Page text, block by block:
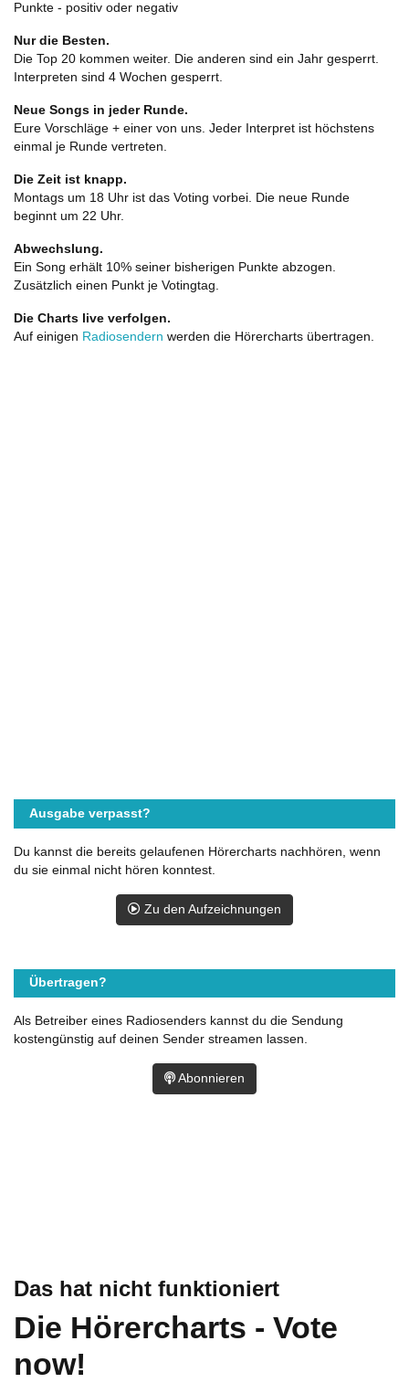
Das hat nicht funktioniert
Die Hörercharts - Vote
now!
Punkte - positiv oder negativ
Nur die Besten.
Die Top 20 kommen weiter. Die anderen sind ein Jahr gesperrt.
Interpreten sind 4 Wochen gesperrt.
Neue Songs in jeder Runde.
Eure Vorschläge + einer von uns. Jeder Interpret ist höchstens
einmal je Runde vertreten.
Die Zeit ist knapp.
Montags um 18 Uhr ist das Voting vorbei. Die neue Runde
beginnt um 22 Uhr.
Abwechslung.
Ein Song erhält 10% seiner bisherigen Punkte abzogen.
Zusätzlich einen Punkt je Votingtag.
Die Charts live verfolgen.
Auf einigen Radiosendern werden die Hörercharts übertragen.
Ausgabe verpasst?
Du kannst die bereits gelaufenen Hörercharts nachhören, wenn
du sie einmal nicht hören konntest.
Zu den Aufzeichnungen
Übertragen?
Als Betreiber eines Radiosenders kannst du die Sendung
kostengünstig auf deinen Sender streamen lassen.
Abonnieren